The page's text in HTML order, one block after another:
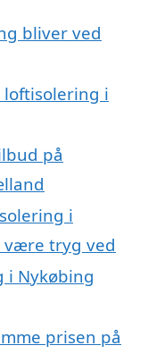
bliver ved
i
på
i
være tryg ved
i Nykøbing
prisen på